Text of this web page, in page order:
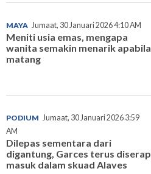
MAYA Jumaat, 30 Januari 2026 4:10 AM
Meniti usia emas, mengapa
wanita semakin menarik apabila
matang
PODIUM Jumaat, 30 Januari 2026 3:59
AM
Dilepas sementara dari
digantung, Garces terus diserap
masuk dalam skuad Alaves